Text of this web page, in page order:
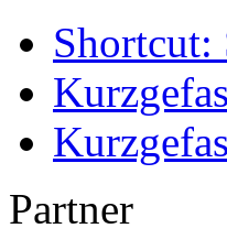
Shortcut:
Partner